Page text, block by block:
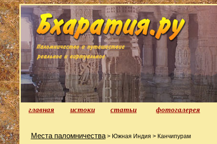
главная истоки статьи фотогалерея
Места паломничества> Южная Индия > Канчипурам